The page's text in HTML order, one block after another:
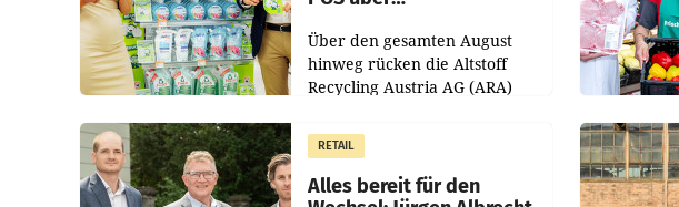
Über den gesamten August
hinweg rücken die Altstoff
Recycling Austria AG (ARA)
Müller die Initiative „Kreislauf-
Helden“ in allen
österreichischen Müller-Filialen
RETAIL
Alles bereit für den